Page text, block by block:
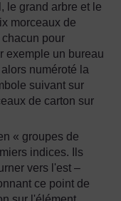
le grand arbre et le
morceaux de
pour
exemple un bureau
numéroté la
suivant sur
de carton sur
« groupes de
indices. Ils
vers l'est –
ce point de